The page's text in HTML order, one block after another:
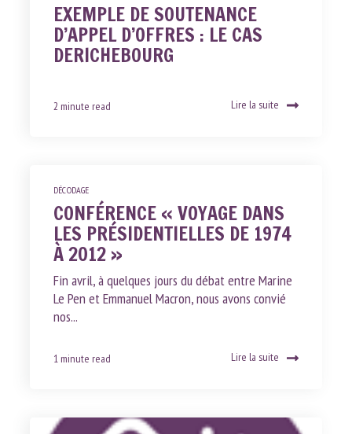
EXEMPLE DE SOUTENANCE
D’APPEL D’OFFRES : LE CAS
DERICHEBOURG
2 minute read Lire la suite
DÉCODAGE
CONFÉRENCE « VOYAGE DANS
LES PRÉSIDENTIELLES DE 1974
À 2012 »
Fin avril, à quelques jours du débat entre Marine
Le Pen et Emmanuel Macron, nous avons convié
nos...
1 minute read Lire la suite